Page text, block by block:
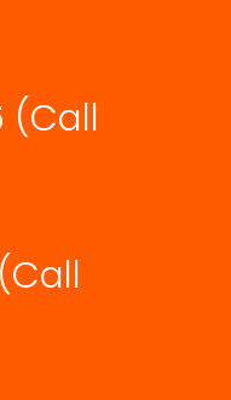
(Call